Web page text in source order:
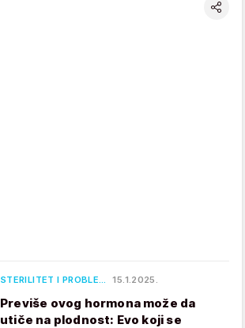
STERILITET I PROBLE… 15.1.2025.
Previše ovog hormona može da
utiče na plodnost: Evo koji se